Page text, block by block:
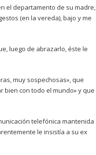
el departamento de su madre,
(en la vereda), bajo y me
luego de abrazarlo, éste le
muy sospechosas», que
bien con todo el mundo» y que
telefónica mantenida
le insistía a su ex